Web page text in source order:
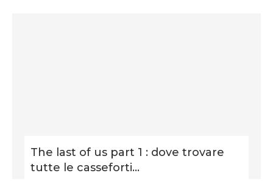
The last of us part 1 : dove trovare
tutte le casseforti...